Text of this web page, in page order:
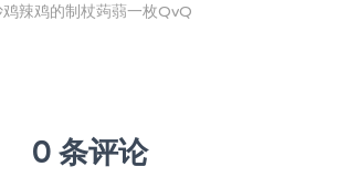
鸡辣鸡的制杖蒟蒻一枚QvQ
0 条评论